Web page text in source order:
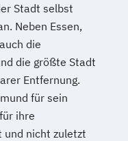
Stadt selbst
Neben Essen,
die
die größte Stadt
Entfernung.
für sein
ihre
nicht zuletzt